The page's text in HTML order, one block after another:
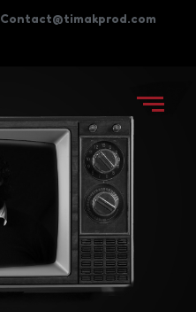
Contact@timakprod.com